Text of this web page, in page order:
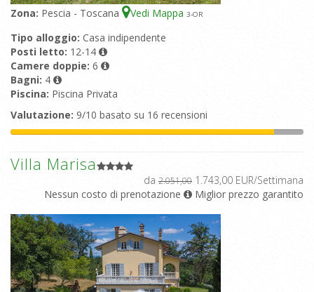
Zona: Pescia - Toscana Vedi Mappa 3-OR
Tipo alloggio: Casa indipendente
Posti letto: 12-14
Camere doppie: 6
Bagni: 4
Piscina: Piscina Privata
Valutazione: 9/10 basato su 16 recensioni
Villa Marisa
da 2.051,00 1.743,00 EUR/Settimana
Nessun costo di prenotazione
Miglior prezzo garantito